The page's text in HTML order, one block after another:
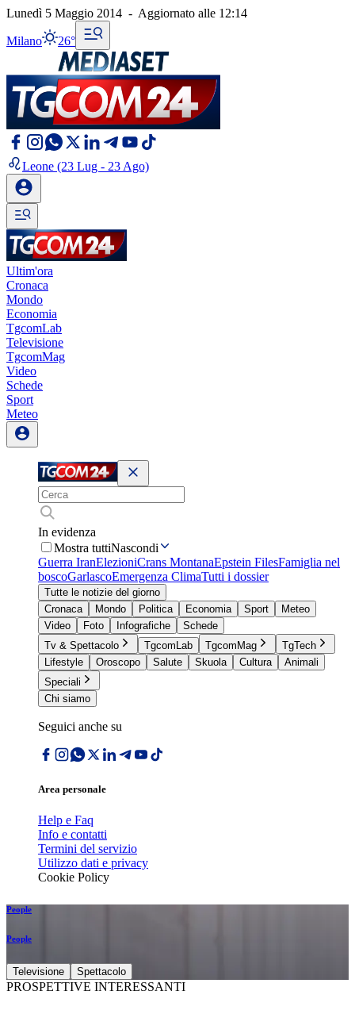
Lunedì 5 Maggio 2014 - Aggiornato alle 12:14
Milano 26°
Leone (23 Lug - 23 Ago)
Ultim'ora
Cronaca
Mondo
Economia
TgcomLab
Televisione
TgcomMag
Video
Schede
Sport
Meteo
In evidenza
Mostra tuttiNascondi
Guerra IranElezioniCrans MontanaEpstein FilesFamiglia nel
boscoGarlascoEmergenza ClimaTutti i dossier
Tutte le notizie del giorno
Cronaca
Mondo Politica Economia Sport
Meteo
Video
Foto Infografiche
Schede
Tv & Spettacolo
TgcomLab TgcomMag
TgTech
Lifestyle
Oroscopo Salute Skuola Cultura
Animali
Speciali
Chi siamo
Seguici anche su
Area personale
Help e Faq
Info e contatti
Termini del servizio
Utilizzo dati e privacy
Cookie Policy
People
People
Televisione Spettacolo
PROSPETTIVE INTERESSANTI